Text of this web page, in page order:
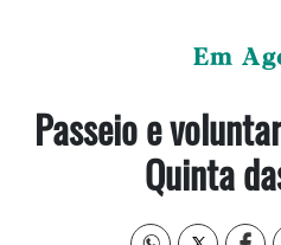
Em
Passeio e
Quinta